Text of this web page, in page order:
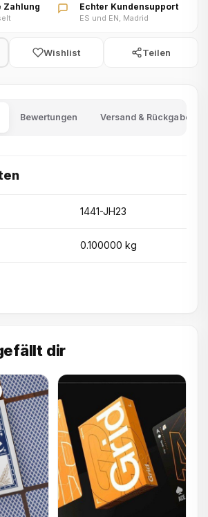
Zahlung Echter Kundensupport
ES und EN, Madrid
Wishlist Teilen
Bewertungen Versand & Rückgabe
1441-JH23
0.100000 kg
dir